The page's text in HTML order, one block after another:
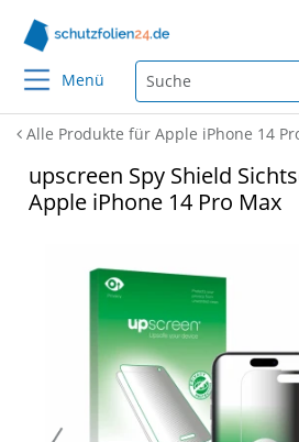
Menü
Alle Produkte für Apple iPhone 14
upscreen Spy Shield
Apple iPhone 14 Pro Max